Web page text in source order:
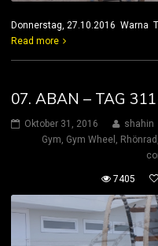
Donnerstag, 27.10.2016 Warna
Read more
07. ABAN – TAG
Oktober 31, 2016 shahin
Gym Gym Wheel Rhönrad
7405